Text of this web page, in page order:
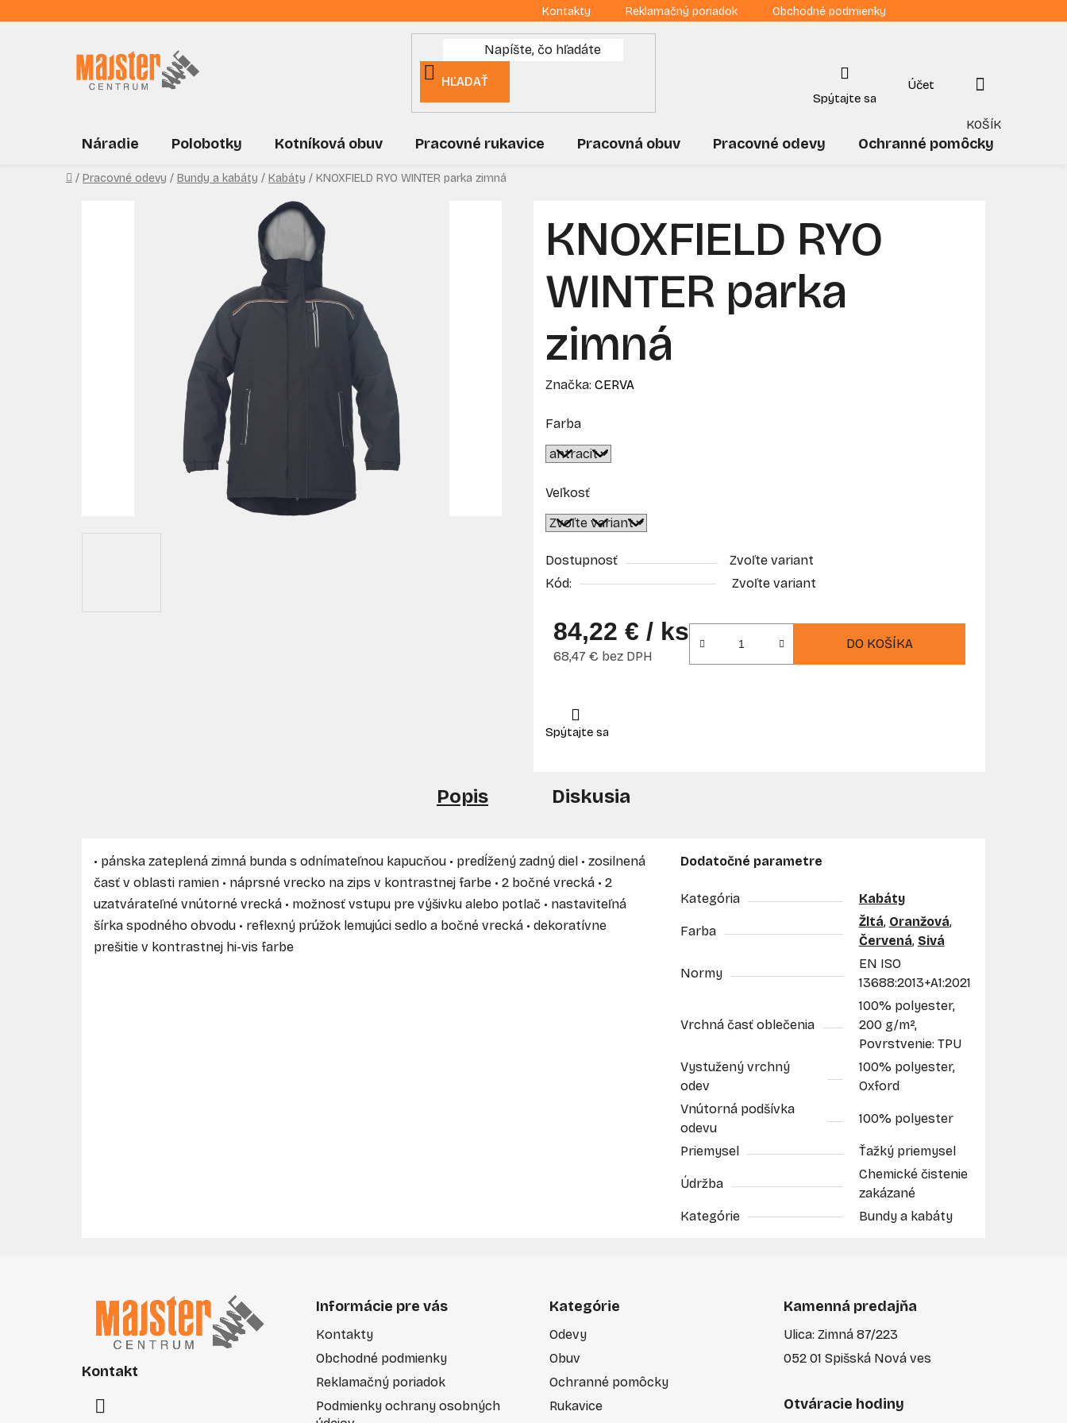
na
Kontakty Reklamačný poriadok Obchodné podmienky
HĽADAŤ
NÁKUPNÝ
KOŠÍK
Náradie Polobotky Kotníková obuv Pracovné rukavice Pracovná obuv Pracovné odevy Ochranné pomôcky
Domov
/ Pracovné odevy / Bundy a kabáty / Kabáty / KNOXFIELD RYO WINTER parka zimná
KNOXFIELD RYO
WINTER parka
zimná
Značka: CERVA
Farba
Veľkosť
Dostupnosť
Zvoľte variant
Kód:
Zvoľte variant
84,22 € / ks
68,47 € bez DPH
DO KOŠÍKA
Popis Diskusia
• pánska zateplená zimná bunda s odnímateľnou kapucňou • predĺžený zadný diel • zosilnená
časť v oblasti ramien • náprsné vrecko na zips v kontrastnej farbe • 2 bočné vrecká • 2
uzatvárateľné vnútorné vrecká • možnosť vstupu pre výšivku alebo potlač • nastaviteľná
šírka spodného obvodu • reflexný prúžok lemujúci sedlo a bočné vrecká • dekoratívne
prešitie v kontrastnej hi-vis farbe
Dodatočné parametre
Kategória Kabáty
Farba
Žltá, Oranžová,
Červená, Sivá
Normy
EN ISO
13688:2013+A1:2021
Vrchná časť oblečenia
100% polyester,
200 g/m²,
Povrstvenie: TPU
Vystužený vrchný
odev
100% polyester,
Oxford
Vnútorná podšívka
odevu
100% polyester
Priemysel Ťažký priemysel
Údržba
Chemické čistenie
zakázané
Kategórie
Bundy a kabáty
Kontakt
Informácie pre vás
Kontakty
Obchodné podmienky
Reklamačný poriadok
Podmienky ochrany osobných
Kategórie
Odevy
Obuv
Ochranné pomôcky
Rukavice
Kamenná predajňa
Ulica: Zimná 87/223
052 01 Spišská Nová ves
Otváracie hodiny